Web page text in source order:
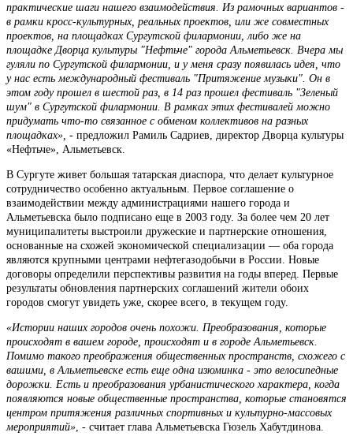
практические шаги нашего взаимодействия. Из рамочных вариантов -
в рамки кросс-культурных, реальных проектов, или же совместных
проектов, на площадках Сургутской филармонии, либо же на
площадке Дворца культуры "Нефтьче" города Альметьевск. Вчера мы
гуляли по Сургутской филармонии, и у меня сразу появилась идея, что
у нас есть международный фестиваль "Притяжение музыки". Он в
этом году прошел в шестой раз, в 14 раз прошел фестиваль "Зеленый
шум" в Сургутской филармонии. В рамках этих фестивалей можно
придумать что-то связанное с обменом коллективов на разных
площадках», - предложил Рамиль Садриев, директор Дворца культуры
«Нефтьче», Альметьевск.
В Сургуте живет большая татарская диаспора, что делает культурное
сотрудничество особенно актуальным. Первое соглашение о
взаимодействии между администрациями нашего города и
Альметьевска было подписано еще в 2003 году. За более чем 20 лет
муниципалитеты выстроили дружеские и партнерские отношения,
основанные на схожей экономической специализации — оба города
являются крупными центрами нефтегазодобычи в России. Новые
договоры определили перспективы развития на годы вперед. Первые
результаты обновления партнерских соглашений жители обоих
городов смогут увидеть уже, скорее всего, в текущем году.
«Истории наших городов очень похожи. Преобразования, которые
происходят в вашем городе, происходят и в городе Альметьевск.
Помимо такого преображения общественных пространств, схожего с
вашими, в Альметьевске есть еще одна изюминка - это велосипедные
дорожки. Есть и преобразования урбанистического характера, когда
появляются новые общественные пространства, которые становятся
центром притяжения различных спортивных и культурно-массовых
мероприятий» , - считает глава Альметьевска Гюзель Хабутдинова.